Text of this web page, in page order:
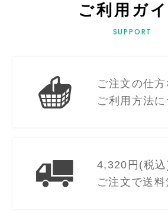
ご利用ガ
SUPPORT
ご注文の仕
ご利用方法に
4,320円(税込
ご注文で送料